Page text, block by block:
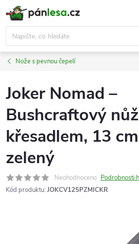
Přejít
na
obsah
Nože s pevnou čepelí
Joker Nomad –
Bushcraftový
křesadlem, 13
zelený
Neohodnoceno Podrobnosti
Kód produktu: JOKCV125PZMICKR